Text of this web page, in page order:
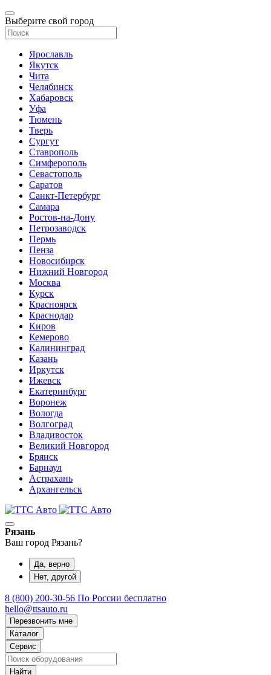
Выберите свой город
Ярославль
Якутск
Чита
Челябинск
Хабаровск
Уфа
Тюмень
Тверь
Сургут
Ставрополь
Симферополь
Севастополь
Саратов
Санкт-Петербург
Самара
Ростов-на-Дону
Петрозаводск
Пермь
Пенза
Новосибирск
Нижний Новгород
Москва
Курск
Красноярск
Краснодар
Киров
Кемерово
Калининград
Казань
Иркутск
Ижевск
Екатеринбург
Воронеж
Вологда
Волгоград
Владивосток
Великий Новгород
Брянск
Барнаул
Астрахань
Архангельск
Рязань
Ваш город Рязань?
Да, верно
Нет, другой
8 (800) 200-30-56 По России бесплатно
hello@ttsauto.ru
Перезвонить мне
Каталог
Сервис